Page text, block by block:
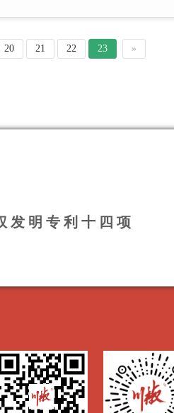
20 21 22 23 »
发明专利十四项